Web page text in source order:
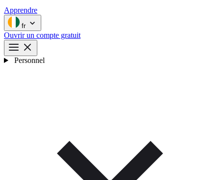
Apprendre
fr
Ouvrir un compte gratuit
Personnel